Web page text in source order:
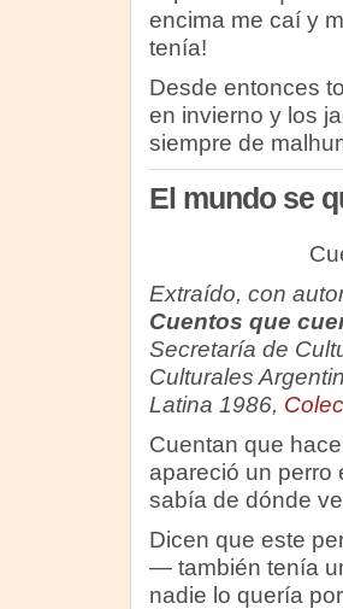
encima me caí y
tenía!
Desde entonces
en invierno y los
siempre de
El mundo se
Extraído, con
Cuentos que
Secretaría de
Culturales
Latina 1986,
Cuentan que
apareció un perro
sabía de dónde
Dicen que este
— también tenía
nadie lo quería